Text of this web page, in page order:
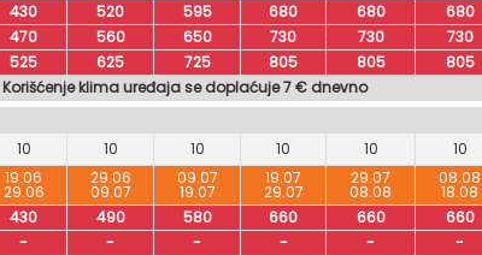
430 520 595 680 680 680
470 560 650 730 730 730
525 625 725 805 805 805
Korišćenje klima uređaja se doplaćuje 7 € dnevno
10 10 10 10 10 10
19.06
29.06
29.06
09.07
09.07
19.07
19.07
29.07
29.07
08.08
08.08
18.08
430 490 580 660 660 660
- - - - - -